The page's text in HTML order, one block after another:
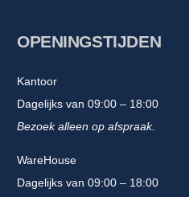
OPENINGSTIJDEN
Kantoor
Dagelijks van 09:00 – 18:00
Bezoek alleen op afspraak.
WareHouse
Dagelijks van 09:00 – 18:00